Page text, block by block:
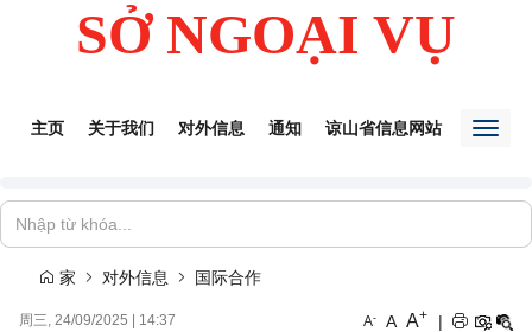
SỞ NGOẠI VỤ
主页 关于我们 对外信息 通知 谅山省信息网站
家 对外信息 国际合作
周三, 24/09/2025 14:37 A- A A+ |